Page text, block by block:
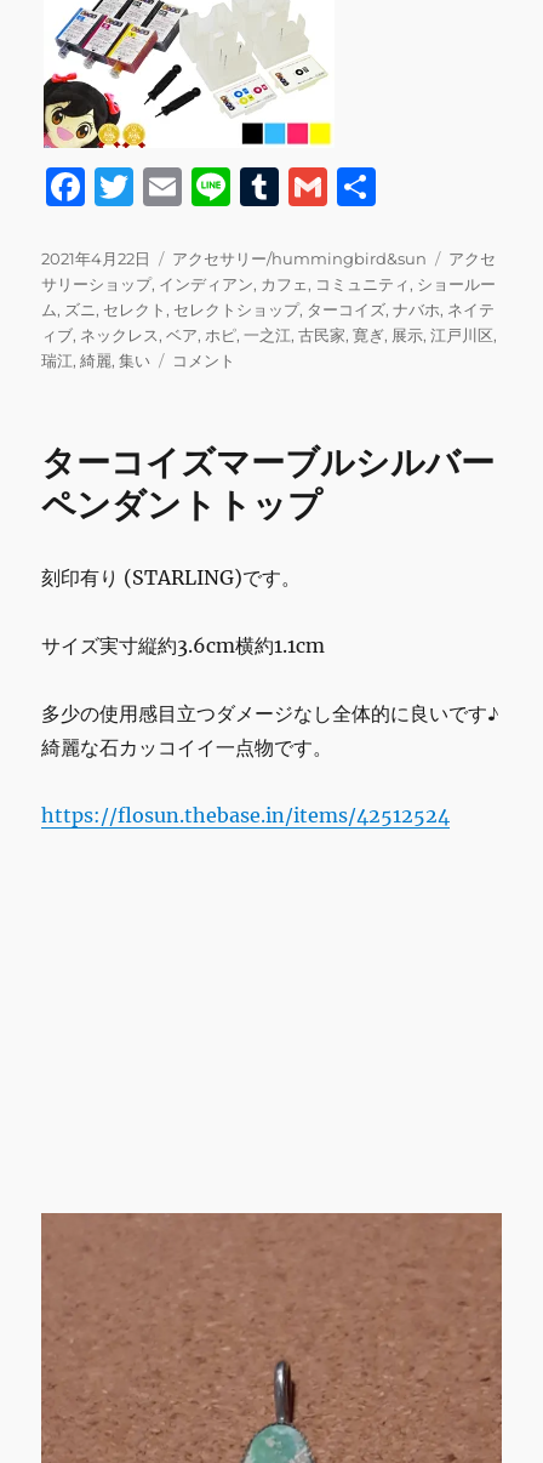
F
c
e
b
o
k
T
it
te
r
E
ai
l
Li
e
T
m
bl
r
G
ai
l
投
稿
日:
2021年4月22日
カ
テ
ゴ
リ
ー
アクセサリー/hummingbird&sun
タ
グ
アクセ
サリーショップ, インディアン, カフェ, コミュニティ, ショールー
ム, ズニ, セレクト, セレクトショップ, ターコイズ,ナバホ, ネイテ
ィブ, ネックレス,ベア,ホピ,一之江,古民家,寛ぎ, 展示,江戸川区,
瑞江,綺麗,集い
タ
ズ
ア
ク
ス
ン
デ
ン
コメント
ターコイズマーブルシルバー
ペンダントトップ
刻印有り (STARLING)です。
サイズ実寸縦約3.6cm横約1.1cm
多少の使用感目立つダメージなし全体的に良いです♪
綺麗な石カッコイイ一点物です。
https://flosun.thebase.in/items/42512524